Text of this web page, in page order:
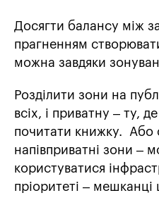
Досягти балансу між
прагненням
можна завдяки
Розділити зони на
всіх, і приватну – ту,
почитати книжку. Або
напівприватні зони –
користуватися
пріоритеті –